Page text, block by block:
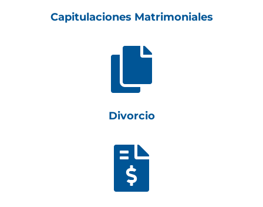
Capitulaciones Matrimoniales

Divorcio
